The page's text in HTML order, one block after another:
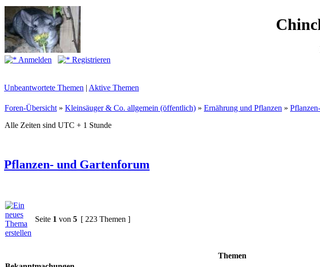
Anmelden
Registrieren
Unbeantwortete Themen | Aktive Themen
Foren-Übersicht » Kleinsäuger & Co. allgemein (öffentlich) » Ernährung und Pflanzen »
Alle Zeiten sind UTC + 1 Stunde
Pflanzen- und Gartenforum
Seite 1 von 5 [ 223 Themen ]
Themen